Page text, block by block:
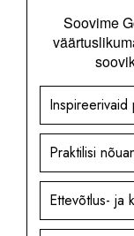
Soovime
Inspireerivaid
Praktilisi
Ettevõtlus- ja